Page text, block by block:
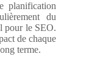
planification
du
pour le SEO.
de chaque
terme.